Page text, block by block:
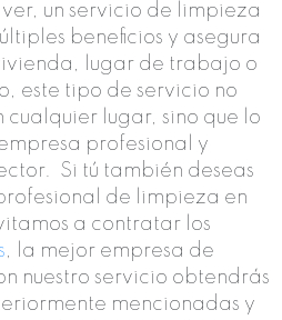
un servicio de limpieza
beneficios y asegura
lugar de trabajo o
este tipo de servicio no
lugar, sino que lo
profesional y
Si tú también deseas
de limpieza en
a contratar los
, la mejor empresa de
nuestro servicio obtendrás
mencionadas y